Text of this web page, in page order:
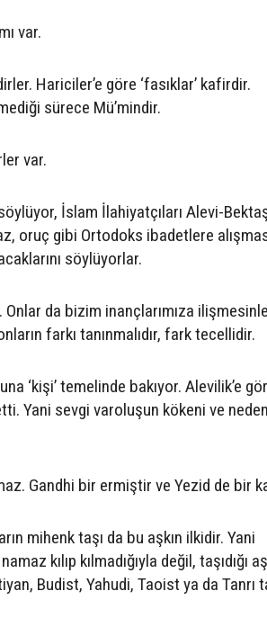
var.
Hariciler’e göre ‘fasıklar’ kafirdir.
sürece Mü’mindir.
var.
İslam İlahiyatçıları Alevi-
oruç gibi Ortodoks ibadetlere
söylüyorlar.
Onlar da bizim inançlarımıza
farkı tanınmalıdır, fark tecellidir.
‘kişi’ temelinde bakıyor. Alevilik’e
Yani sevgi varoluşun kökeni ve
Gandhi bir ermiştir ve Yezid de bir
mihenk taşı da bu aşkın ilkidir. Yani
kılıp kılmadığıyla değil, taşıdığı
Budist, Yahudi, Taoist ya da Tanrı